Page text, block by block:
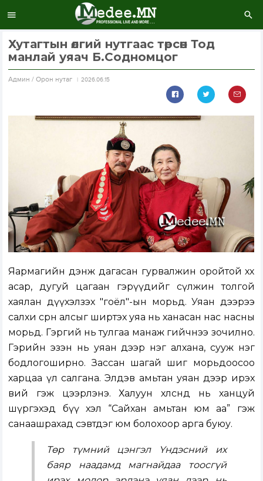
Хутагтын өлгий нутгаас төрсөн Тод
манлай уяач Б.Содномцог
Aдмин / Орон нутаг 2026.06.15
Яармагийн дэнж дагасан гурвалжин оройтой хөх
асар, дугуй цагаан гэрүүдийг сүлжин толгой
хаялан дүүхэлзэх "гоёл"-ын морьд. Уяан дээрээ
салхи сөрөн алсыг ширтэх уяа нь ханасан нас насны
морьд. Гэргий нь тулгаа манаж гийчнээ зочилно.
Гэрийн эзэн нь уяан дээр нэг алхана, сууж нэг
бодлогоширно. Зассан шагай шиг морьдоосоо
харцаа үл салгана. Элдэв амьтан уяан дээр ирэх
вий гэж цээрлэнэ. Халуун хөлсөнд нь ханцуй
шүргэхэд бүү хэл “Сайхан амьтан юм аа” гэж
санаашрахад сэвтдэг юм болохоор арга буюу.
Төр түмний цэнгэл Үндэсний их
баяр наадамд магнайдаа тоосгүй